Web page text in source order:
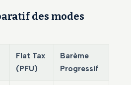
des modes
Flat Tax
(PFU)
Barème
Progressif